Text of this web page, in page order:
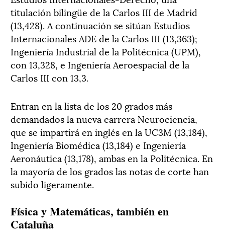
titulación bilingüe de la Carlos III de Madrid
(13,428). A continuación se sitúan Estudios
Internacionales ADE de la Carlos III (13,363);
Ingeniería Industrial de la Politécnica (UPM),
con 13,328, e Ingeniería Aeroespacial de la
Carlos III con 13,3.
Entran en la lista de los 20 grados más
demandados la nueva carrera Neurociencia,
que se impartirá en inglés en la UC3M (13,184),
Ingeniería Biomédica (13,184) e Ingeniería
Aeronáutica (13,178), ambas en la Politécnica. En
la mayoría de los grados las notas de corte han
subido ligeramente.
Física y Matemáticas, también en
Cataluña